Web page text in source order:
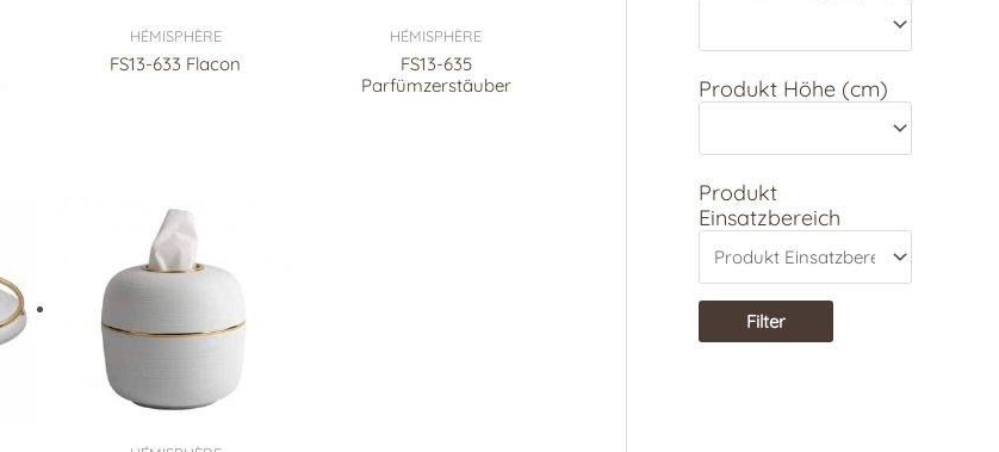
HÉMISPHÈRE
FS13-633 Flacon
HÉMISPHÈRE
FS13-635
Parfümzerstäuber
Produkt Höhe (cm)
Produkt
Einsatzbereich
Filter